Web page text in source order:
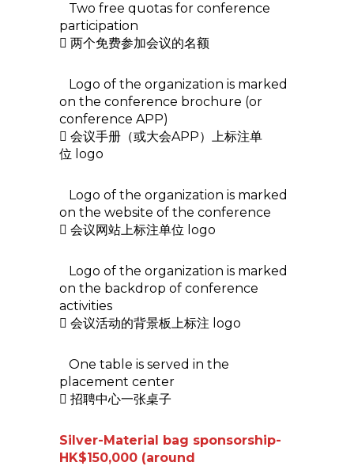
Two free quotas for conference
participation
 两个免费参加会议的名额
Logo of the organization is marked
on the conference brochure (or
conference APP)
 会议手册（或大会APP）上标注单
位 logo
Logo of the organization is marked
on the website of the conference
 会议网站上标注单位 logo
Logo of the organization is marked
on the backdrop of conference
activities
 会议活动的背景板上标注 logo
One table is served in the
placement center
 招聘中心一张桌子
Silver-Material bag sponsorship-
HK$150,000 (around